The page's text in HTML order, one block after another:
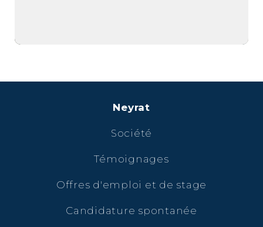
Neyrat
Société
Témoignages
Offres d'emploi et de stage
Candidature spontanée